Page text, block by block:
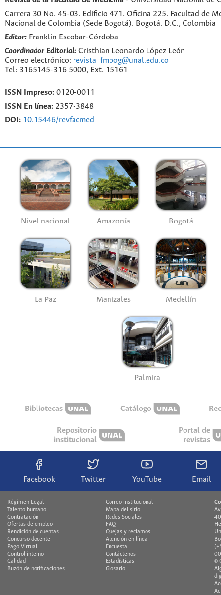
Carrera 30 No. 45-03. Edificio 471. Oficina 225. Facultad de
Nacional de Colombia (Sede Bogotá). Bogotá. D.C., Colombia
Editor: Franklin Escobar-Córdoba
Coordinador Editorial: Cristhian Leonardo López León
Correo electrónico: revista_fmbog@unal.edu.co
Tel: 3165145-316 5000, Ext. 15161
ISSN Impreso: 0120-0011
ISSN En línea: 2357-3848
DOI: 10.15446/revfacmed
Nivel nacional Amazonía Bogotá
La Paz Manizales Medellín
Palmira
Bibliotecas Catálogo
Repositorio
institucional
Portal de
revistas
Facebook Twitter YouTube Email
Régimen Legal
Talento humano
Contratación
Ofertas de empleo
Rendición de cuentas
Concurso docente
Pago Virtual
Control interno
Calidad
Buzón de notificaciones
Correo institucional
Mapa del sitio
Redes Sociales
FAQ
Quejas y reclamos
Atención en línea
Encuesta
Contáctenos
Estadísticas
Glosario
©